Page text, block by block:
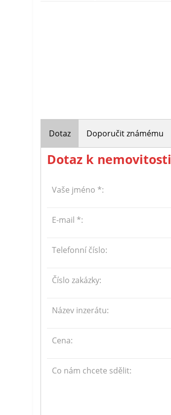
Dotaz Doporučit známému
Dotaz k nemovitosti
Vaše jméno *:
E-mail *:
Telefonní číslo:
Číslo zakázky:
Název inzerátu:
Cena:
Co nám chcete sdělit: